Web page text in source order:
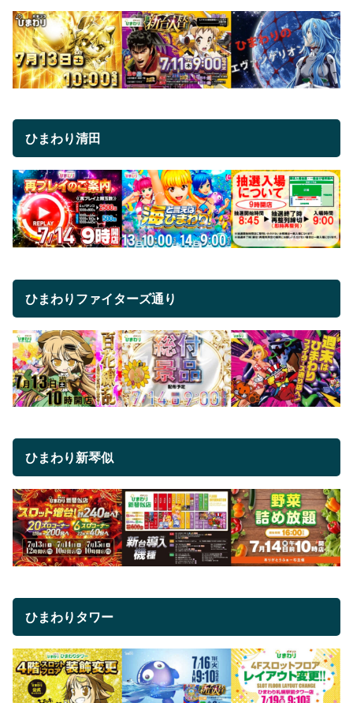
ひまわり清田
ひまわりファイターズ通り
ひまわり新琴似
ひまわりタワー